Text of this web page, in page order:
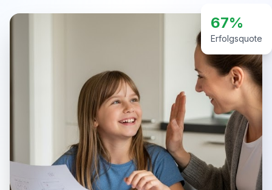
67%
Erfolgsquote